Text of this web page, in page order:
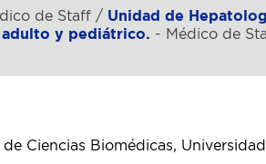
de Staff / Unidad de
y pediátrico. - Médico de
Ciencias Biomédicas,